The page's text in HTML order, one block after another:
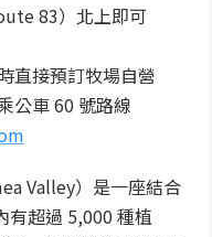
83）北上即可
直接預訂牧場自營
公車 60 號路線
Valley）是一座結合
有超過 5,000 種植